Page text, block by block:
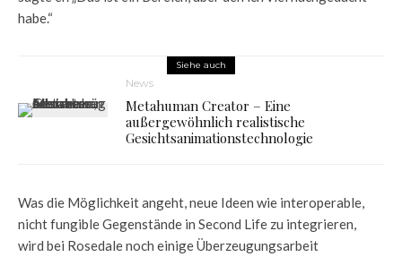
habe.“
Siehe auch
News
Metahuman Creator – Eine
außergewöhnlich realistische
Gesichtsanimationstechnologie
Was die Möglichkeit angeht, neue Ideen wie interoperable,
nicht fungible Gegenstände in Second Life zu integrieren,
wird bei Rosedale noch einige Überzeugungsarbeit